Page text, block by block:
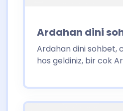
Ardahan dini
Ardahan dini sohbet,
hos geldiniz, bir cok